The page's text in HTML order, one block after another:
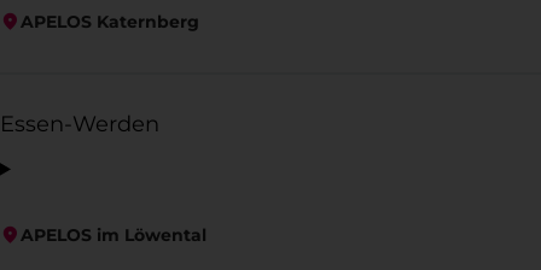
APELOS Katernberg
Essen-Werden
APELOS im Löwental